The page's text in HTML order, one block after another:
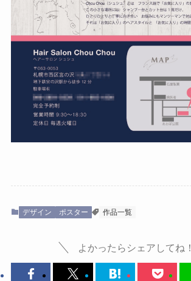
デザイン ポスター 作品一覧
よかったらシェアしてね！